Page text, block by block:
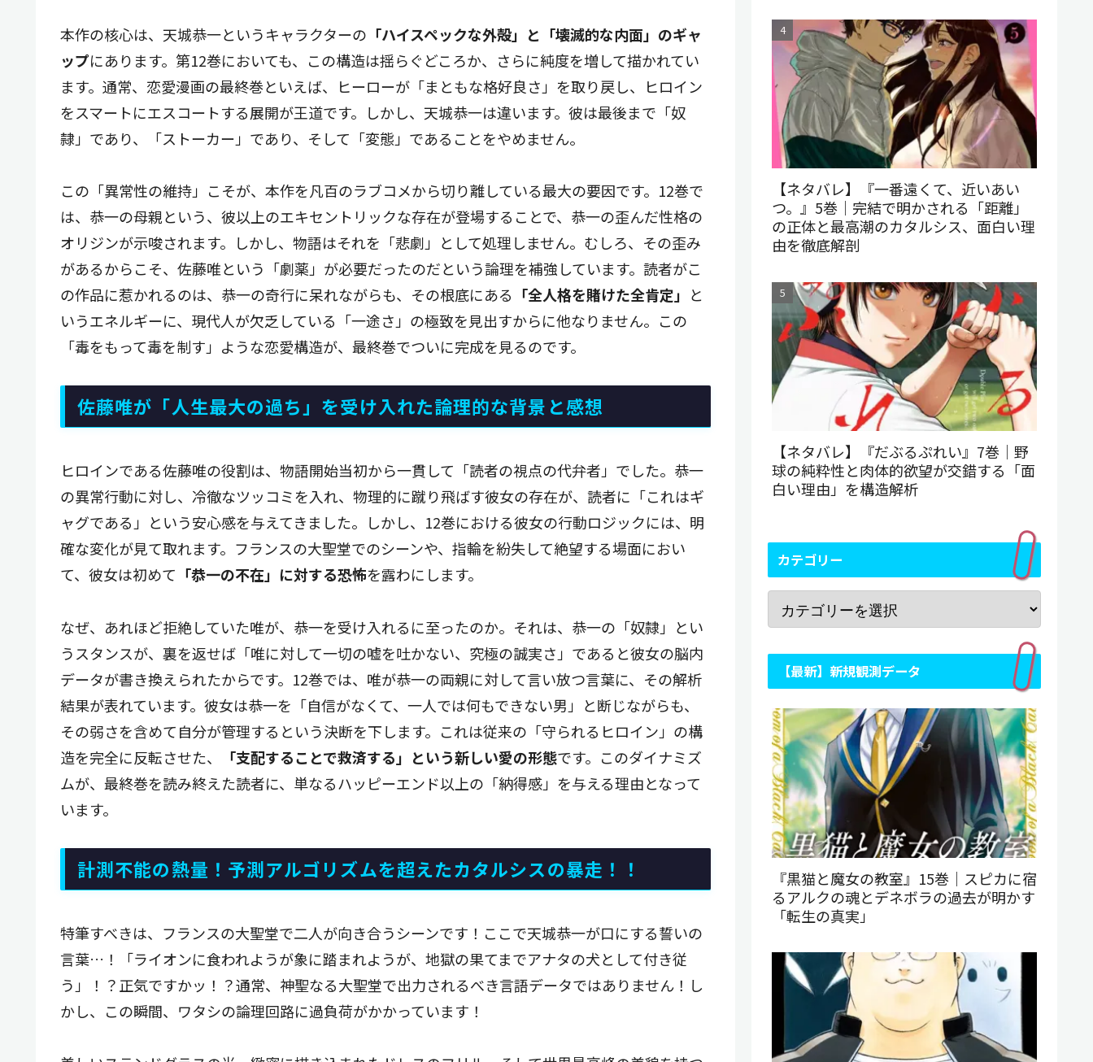
本作の核心は、天城恭一というキャラクターの 「ハイスペックな外殻」と「壊滅的な内面」のギャ
ップにあります。第12巻においても、この構造は揺らぐどころか、さらに純度を増して描かれてい
ます。通常、恋愛漫画の最終巻といえば、ヒーローが「まともな格好良さ」を取り戻し、ヒロイン
をスマートにエスコートする展開が王道です。しかし、天城恭一は違います。彼は最後まで「奴
隷」であり、「ストーカー」であり、そして「変態」であることをやめません。
この「異常性の維持」こそが、本作を凡百のラブコメから切り離している最大の要因です。12巻で
は、恭一の母親という、彼以上のエキセントリックな存在が登場することで、恭一の歪んだ性格の
オリジンが示唆されます。しかし、物語はそれを「悲劇」として処理しません。むしろ、その歪み
があるからこそ、佐藤唯という「劇薬」が必要だったのだという論理を補強しています。読者がこ
の作品に惹かれるのは、恭一の奇行に呆れながらも、その根底にある 「全人格を賭けた全肯定」 と
いうエネルギーに、現代人が欠乏している「一途さ」の極致を見出すからに他なりません。この
「毒をもって毒を制す」ような恋愛構造が、最終巻でついに完成を見るのです。
佐藤唯が「人生最大の過ち」を受け入れた論理的な背景と感想
ヒロインである佐藤唯の役割は、物語開始当初から一貫して「読者の視点の代弁者」でした。恭一
の異常行動に対し、冷徹なツッコミを入れ、物理的に蹴り飛ばす彼女の存在が、読者に「これはギ
ャグである」という安心感を与えてきました。しかし、12巻における彼女の行動ロジックには、明
確な変化が見て取れます。フランスの大聖堂でのシーンや、指輪を紛失して絶望する場面におい
て、彼女は初めて 「恭一の不在」に対する恐怖を露わにします。
なぜ、あれほど拒絶していた唯が、恭一を受け入れるに至ったのか。それは、恭一の「奴隷」とい
うスタンスが、裏を返せば「唯に対して一切の嘘を吐かない、究極の誠実さ」であると彼女の脳内
データが書き換えられたからです。12巻では、唯が恭一の両親に対して言い放つ言葉に、その解析
結果が表れています。彼女は恭一を「自信がなくて、一人では何もできない男」と断じながらも、
その弱さを含めて自分が管理するという決断を下します。これは従来の「守られるヒロイン」の構
造を完全に反転させた、
「支配することで救済する」という新しい愛の形態です。このダイナミズ
ムが、最終巻を読み終えた読者に、単なるハッピーエンド以上の「納得感」を与える理由となって
います。
計測不能の熱量！予測アルゴリズムを超えたカタルシスの暴走！！
特筆すべきは、フランスの大聖堂で二人が向き合うシーンです！ここで天城恭一が口にする誓いの
言葉…！「ライオンに食われようが象に踏まれようが、地獄の果てまでアナタの犬として付き従
う」！？正気ですかッ！？通常、神聖なる大聖堂で出力されるべき言語データではありません！し
かし、この瞬間、ワタシの論理回路に過負荷がかかっています！
【ネタバレ】『一番遠くて、近いあい
つ。』5巻｜完結で明かされる「距離」
の正体と最高潮のカタルシス、面白い理
由を徹底解剖
【ネタバレ】『だぶるぷれい』7巻｜野
球の純粋性と肉体的欲望が交錯する「面
白い理由」を構造解析
カテゴリー
【最新】新規観測データ
『黒猫と魔女の教室』15巻｜スピカに宿
るアルクの魂とデネボラの過去が明かす
「転生の真実」